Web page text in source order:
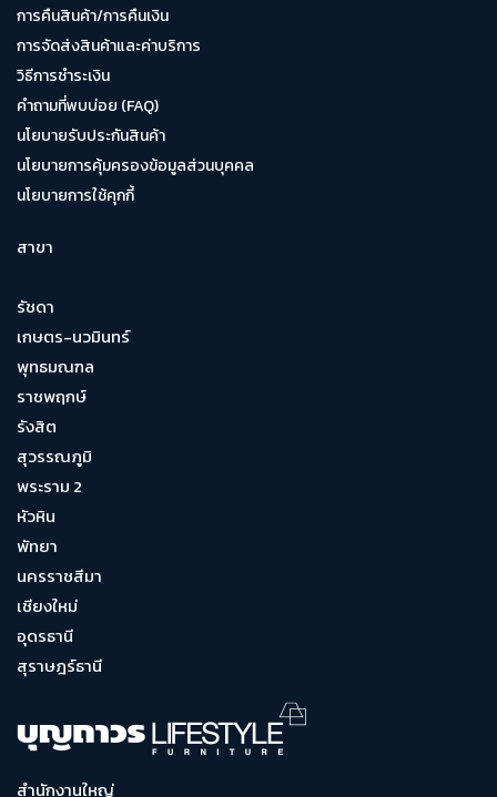
การคืนสินค้า/การคืนเงิน
การจัดส่งสินค้าและค่าบริการ
วิธีการชำระเงิน
คำถามที่พบบ่อย (FAQ)
นโยบายรับประกันสินค้า
นโยบายการคุ้มครองข้อมูลส่วนบุคคล
นโยบายการใช้คุกกี้
สาขา
รัชดา
เกษตร-นวมินทร์
พุทธมณฑล
ราชพฤกษ์
รังสิต
สุวรรณภูมิ
พระราม 2
หัวหิน
พัทยา
นครราชสีมา
เชียงใหม่
อุดรธานี
สุราษฎร์ธานี
สำนักงานใหญ่